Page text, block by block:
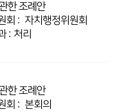
한 조례안
자치행정위원회
처리
한 조례안
본회의